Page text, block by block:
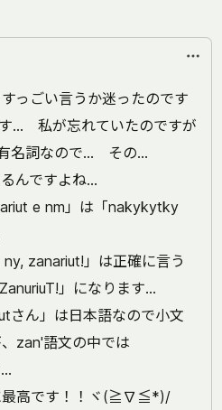
っごい言うか迷ったのです
… 私が忘れていたのですが
有名詞なので… その…
るんですよね…
e nm」は「nakykytky
zanariut!」は正確に言う
」になります…
さん」は日本語なので小文
zan'語文の中では
…
最高です！！ヾ(≧∇≦*)/